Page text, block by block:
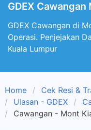
GDEX
GDEX Cawangan di
Operasi. Penjejakan
Kuala Lumpur
Home
Cek Resi &
Ulasan - GDEX
Cawangan - Mont